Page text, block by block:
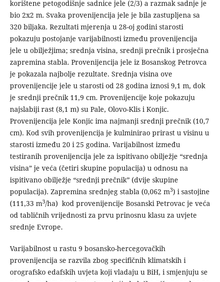
korištene petogodišnje sadnice jele (2/3) a razmak sadnje je
bio 2x2 m. Svaka provenijencija jele je bila zastupljena sa
320 biljaka. Rezultati mjerenja u 28-oj godini starosti
pokazuju postojanje varijabilnosti između provenijencija
jele u obilježjima; srednja visina, srednji prečnik i prosječna
zapremina stabla. Provenijencija jele iz Bosanskog Petrovca
je pokazala najbolje rezultate. Srednja visina ove
provenijencije jele u starosti od 28 godina iznosi 9,1 m, dok
je srednji prečnik 11,9 cm. Provenijencije koje pokazuju
najslabiji rast (8,1 m) su Pale, Olovo-Klis i Konjic.
Provenijencija jele Konjic ima najmanji srednji prečnik (10,7
cm). Kod svih provenijencija je kulminirao prirast u visinu u
starosti između 20 i 25 godina. Varijabilnost između
testiranih provenijencija jele za ispitivano obilježje “srednja
visina” je veća (četiri skupine populacija) u odnosu na
ispitivano obilježje “srednji prečnik” (dvije skupine
populacija). Zapremina srednjeg stabla (0,062 m3) i sastojine
(111,33 m3/ha) kod provenijencije Bosanski Petrovac je veća
od tabličnih vrijednosti za prvu prinosnu klasu za uvjete
srednje Evrope.
Varijabilnost u rastu 9 bosansko-hercegovačkih
provenijencija se razvila zbog specifičnih klimatskih i
orografsko edafskih uvjeta koji vladaju u BiH, i smjenjuju se